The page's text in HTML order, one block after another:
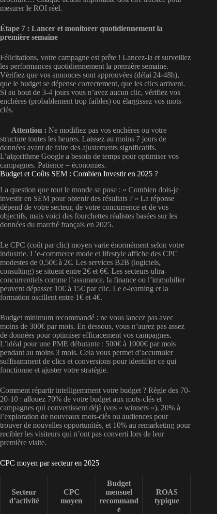
mesurer le ROI réel.
Étape 7 : Lancer et monitorer quotidiennement la
première semaine
Félicitations, votre campagne est prête ! Lancez-la et surveillez
les performances quotidiennement la première semaine.
Vérifiez que vos annonces sont approuvées (délai 24-48h),
que le budget se dépense correctement, que les clics arrivent.
Si au bout de 3-4 jours vous n’avez aucun clic, vérifiez vos
enchères (probablement trop faibles) ou élargissez vos mots-
clés.
Attention : Ne modifiez pas vos enchères ou votre
structure toutes les heures. Laissez au moins 7 jours de
données avant de faire des ajustements significatifs.
L’algorithme Google a besoin de temps pour optimiser vos
campagnes. Patience = économies.
Budget et Coûts SEM : Combien Investir en 2025 ?
La question que tout le monde se pose : « Combien dois-je
investir en SEM pour obtenir des résultats ? » La réponse
dépend de votre secteur, de votre concurrence et de vos
objectifs, mais voici des fourchettes réalistes basées sur les
données du marché français en 2025.
Le CPC (coût par clic) moyen varie énormément selon votre
industrie. L’e-commerce mode et lifestyle affiche des CPC
modestes de 0,50€ à 2€. Les services B2B (logiciels,
consulting) se situent entre 2€ et 6€. Les secteurs ultra-
concurrentiels comme l’assurance, la finance ou l’immobilier
peuvent dépasser 10€ à 15€ par clic. Le e-learning et la
formation oscillent entre 1€ et 4€.
Budget minimum recommandé : ne vous lancez pas avec
moins de 300€ par mois. En dessous, vous n’aurez pas assez
de données pour optimiser efficacement vos campagnes.
L’idéal pour une PME débutante : 500€ à 1000€ par mois
pendant au moins 3 mois. Cela vous permet d’accumuler
suffisamment de clics et conversions pour identifier ce qui
fonctionne et ajuster votre stratégie.
Comment répartir intelligemment votre budget ? Règle des 70-
20-10 : allouez 70% de votre budget aux mots-clés et
campagnes qui convertissent déjà (vos « winners »), 20% à
l’exploration de nouveaux mots-clés ou audiences pour
trouver de nouvelles opportunités, et 10% au remarketing pour
recibler les visiteurs qui n’ont pas converti lors de leur
première visite.
CPC moyen par secteur en 2025
Secteur
d’activité
CPC
moyen
Budget
mensuel
recommand
é
ROAS
typique